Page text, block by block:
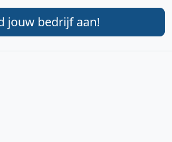
jouw bedrijf aan!